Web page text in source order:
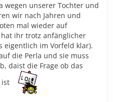
wegen unserer Tochter und
wir nach Jahren und
mal wieder auf
ihr trotz anfänglicher
eigentlich im Vorfeld klar).
die Perla und sie muss
daist die Frage ob das
ist